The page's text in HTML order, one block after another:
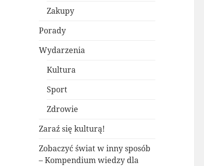
Zakupy
Porady
Wydarzenia
Kultura
Sport
Zdrowie
Zaraź się kulturą!
Zobaczyć świat w inny sposób
– Kompendium wiedzy dla